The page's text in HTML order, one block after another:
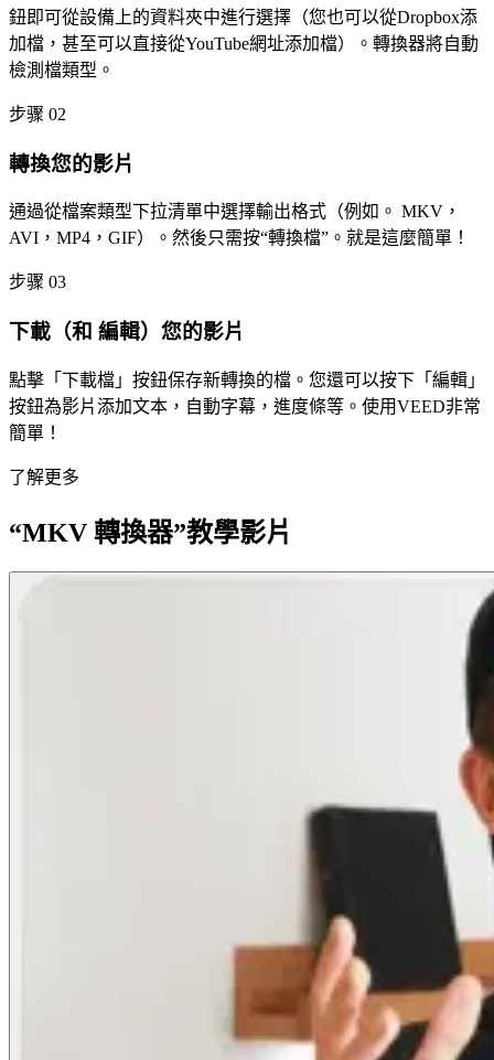
鈕即可從設備上的資料夾中進行選擇（您也可以從Dropbox添
加檔，甚至可以直接從YouTube網址添加檔）。轉換器將自動
檢測檔類型。
步骤 02
轉換您的影片
通過從檔案類型下拉清單中選擇輸出格式（例如。 MKV，
AVI，MP4，GIF）。然後只需按“轉換檔”。就是這麼簡單！
步骤 03
下載（和 編輯）您的影片
點擊「下載檔」按鈕保存新轉換的檔。您還可以按下「編輯」
按鈕為影片添加文本，自動字幕，進度條等。使用VEED非常
簡單！
了解更多
“MKV 轉換器”教學影片